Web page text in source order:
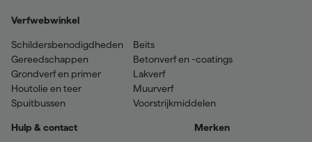
Verfwebwinkel
Schildersbenodigdheden
Gereedschappen
Grondverf en primer
Houtolie en teer
Spuitbussen
Beits
Betonverf en -coatings
Lakverf
Muurverf
Voorstrijkmiddelen
Hulp & contact Merken